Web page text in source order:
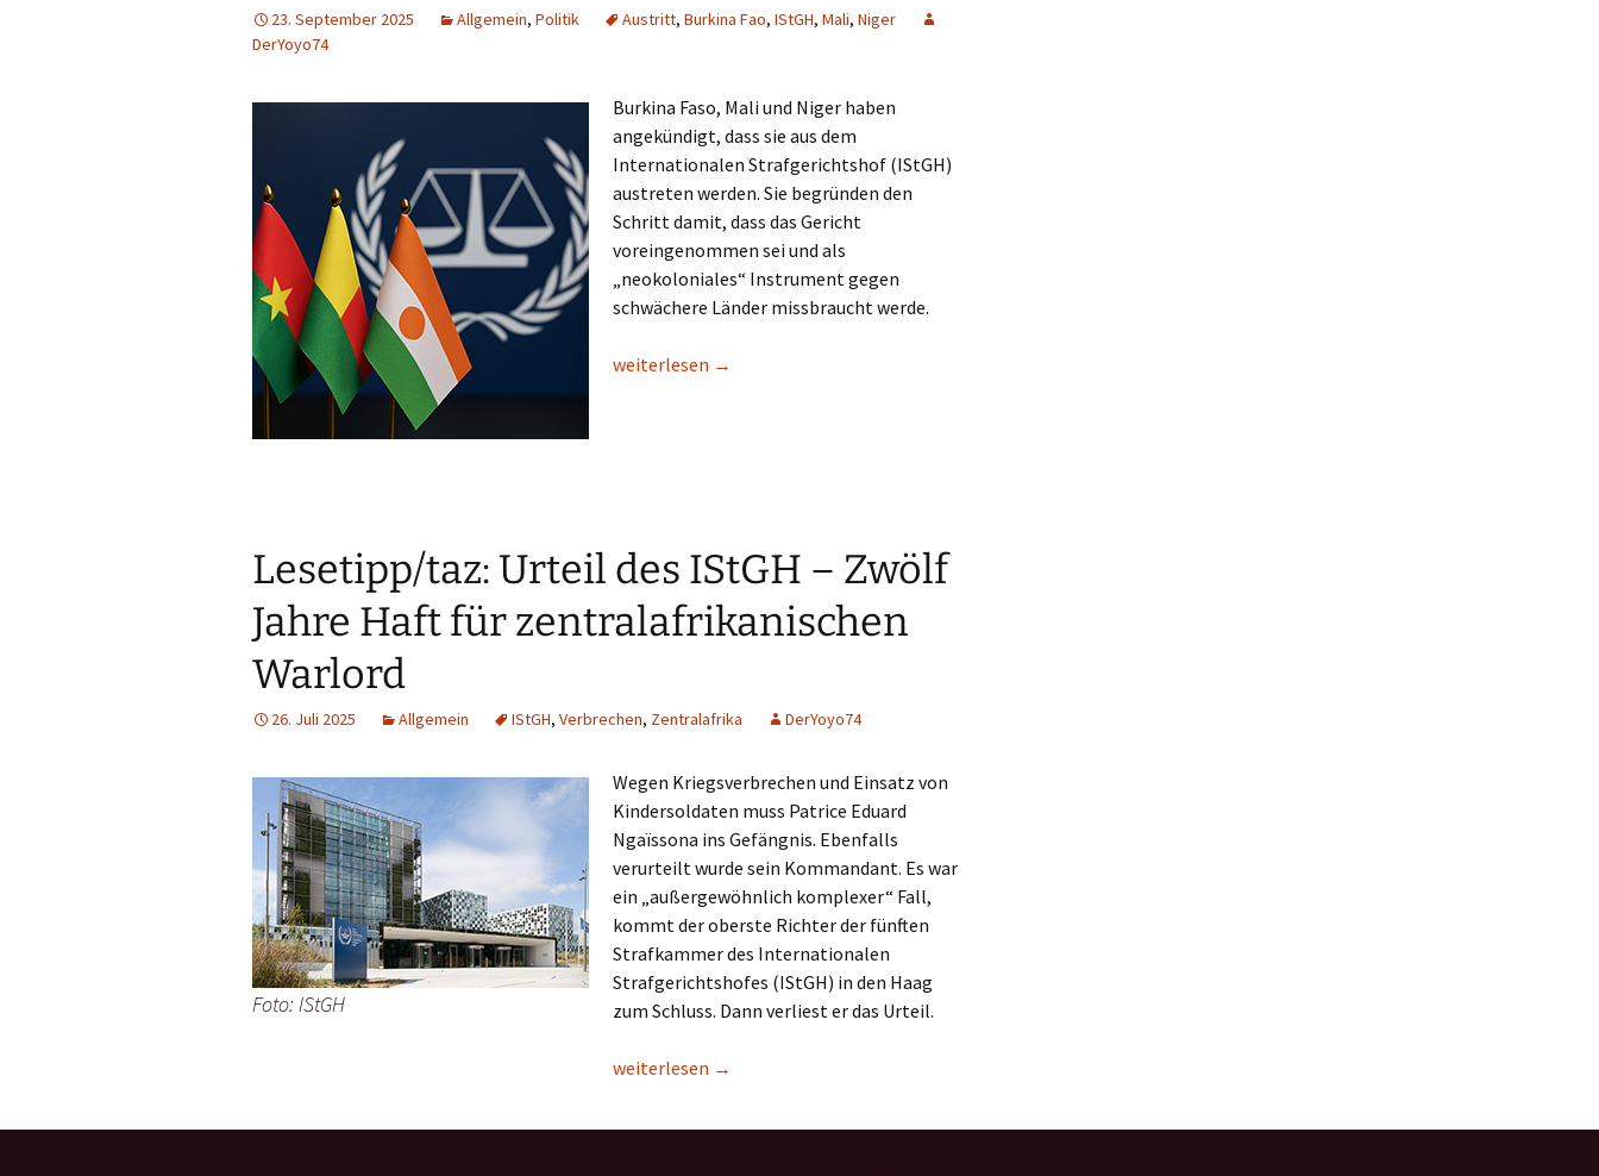
23. September 2025 Allgemein, Politik Austritt, Burkina Fao, IStGH, Mali, Niger
DerYoyo74
Burkina Faso, Mali und Niger haben
angekündigt, dass sie aus dem
Internationalen Strafgerichtshof (IStGH)
austreten werden. Sie begründen den
Schritt damit, dass das Gericht
voreingenommen sei und als
„neokoloniales“ Instrument gegen
schwächere Länder missbraucht werde.
Burkina Faso, Mali und Niger treten aus dem IStGH aus und werfen ihm Voreingenommenheit und „neokoloniale“ Agenda
weiterlesen →
Lesetipp/taz: Urteil des IStGH – Zwölf
Jahre Haft für zentralafrikanischen
Warlord
26. Juli 2025 Allgemein IStGH, Verbrechen, Zentralafrika DerYoyo74
Foto: IStGH
Wegen Kriegsverbrechen und Einsatz von
Kindersoldaten muss Patrice Eduard
Ngaïssona ins Gefängnis. Ebenfalls
verurteilt wurde sein Kommandant. Es war
ein „außergewöhnlich komplexer“ Fall,
kommt der oberste Richter der fünften
Strafkammer des Internationalen
Strafgerichtshofes (IStGH) in den Haag
zum Schluss. Dann verliest er das Urteil.
Lesetipp/taz: Urteil des IStGH – Zwölf Jahre Haft für zentralafrikanischen Warlord
weiterlesen →